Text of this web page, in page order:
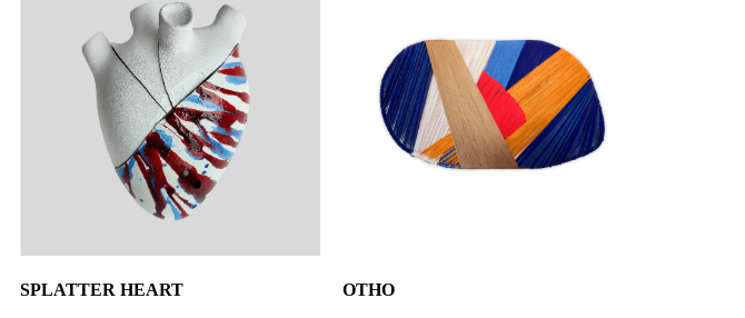
SPLATTER HEART ОТНО